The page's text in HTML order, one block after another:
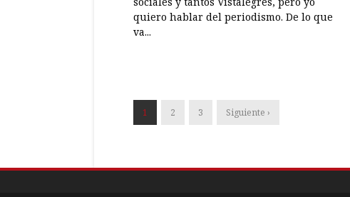
quiero hablar del periodismo. De lo que
va...
1 2 3 Siguiente ›